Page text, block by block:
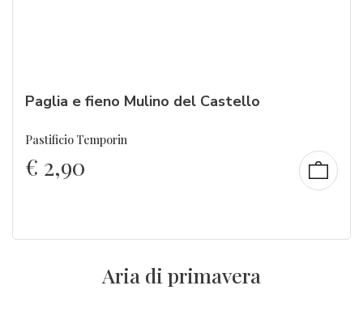
Paglia e fieno Mulino del Castello
Pastificio Temporin
€ 2,90
Aria di primavera